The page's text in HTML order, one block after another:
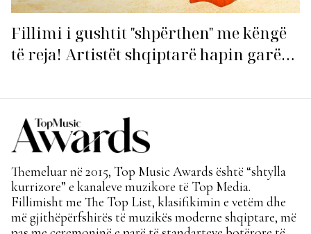
Fillimi i gushtit "shpërthen" me këngë
të reja! Artistët shqiptarë hapin garën
Themeluar në 2015, Top Music Awards është “shtylla
kurrizore” e kanaleve muzikore të Top Media.
Fillimisht me The Top List, klasifikimin e vetëm dhe
më gjithëpërfshirës të muzikës moderne shqiptare, më